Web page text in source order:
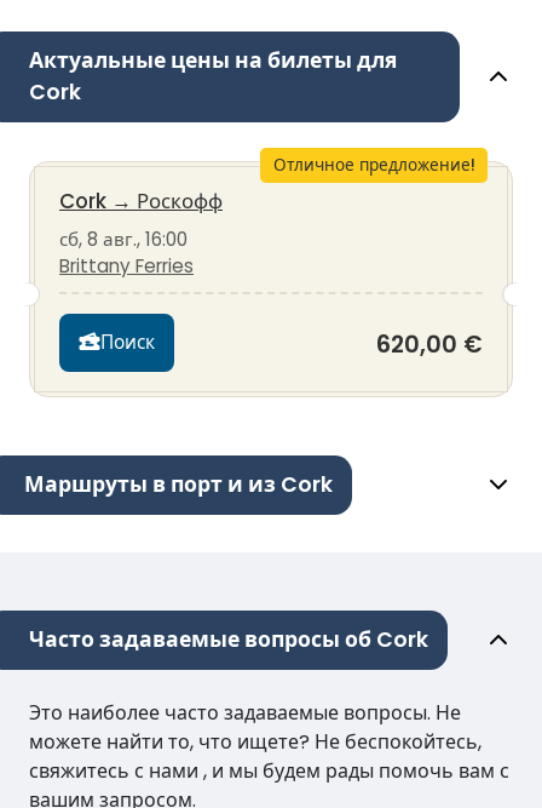
Актуальные цены на билеты для
Cork
Отличное предложение!
Cork → Роскофф
сб, 8 авг., 16:00
Brittany Ferries
Поиск 620,00 €
Маршруты в порт и из Cork
Часто задаваемые вопросы об Cork
Это наиболее часто задаваемые вопросы. Не
можете найти то, что ищете? Не беспокойтесь,
свяжитесь с нами , и мы будем рады помочь вам с
вашим запросом.